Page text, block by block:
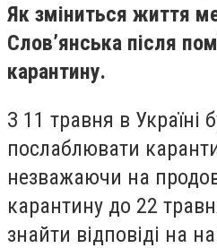
Як зміниться життя
Слов’янська після
карантину.
З 11 травня в Україні
послаблювати
незважаючи на
карантину до 22
знайти відповіді на